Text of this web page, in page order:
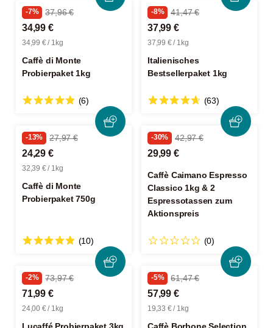
-7% 37,96 €
34,99 €
34,99 € / 1kg
Caffè di Monte
Probierpaket 1kg
(6)
-8% 41,47 €
37,99 €
37,99 € / 1kg
Italienisches
Bestsellerpaket 1kg
(63)
-13% 27,97 €
24,29 €
32,39 € / 1kg
Caffè di Monte
Probierpaket 750g
(10)
-30% 42,97 €
29,99 €
Caffè Caimano Espresso
Classico 1kg & 2
Espressotassen zum
Aktionspreis
(0)
-2% 73,97 €
71,99 €
24,00 € / 1kg
-5% 61,47 €
57,99 €
19,33 € / 1kg